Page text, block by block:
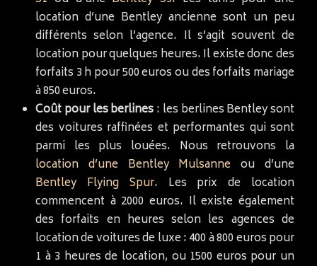
location d’une Bentley ancienne sont un peu
différents selon l’agence. Il s’agit souvent de
location pour quelques heures. Il existe donc des
forfaits 3 h pour 500 euros ou des forfaits mariage
à 850 euros.
Coût pour les berlines: les berlines Bentley sont
des voitures raffinées et performantes qui sont
parmi les plus louées. Nous retrouvons la
location d’une Bentley Mulsanne ou d’une
Bentley Flying Spur. Les prix de location
commencent à 2000 euros. Il existe également
des forfaits en heures selon les agences de
location de voitures de luxe : 400 à 800 euros pour
1 à 3 heures de location, ou 1500 euros pour un